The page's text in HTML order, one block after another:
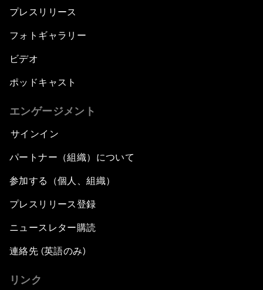
プレスリリース
フォトギャラリー
ビデオ
ポッドキャスト
エンゲージメント
サインイン
パートナー（組織）について
参加する（個人、組織）
プレスリリース登録
ニュースレター購読
連絡先 (英語のみ)
リンク